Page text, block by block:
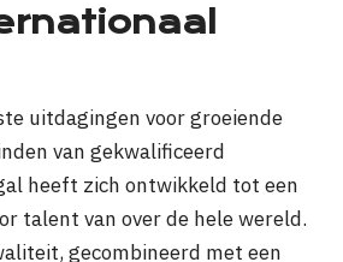
uitdagingen voor groeiende
van gekwalificeerd
heeft zich ontwikkeld tot een
talent van over de hele wereld.
gecombineerd met een